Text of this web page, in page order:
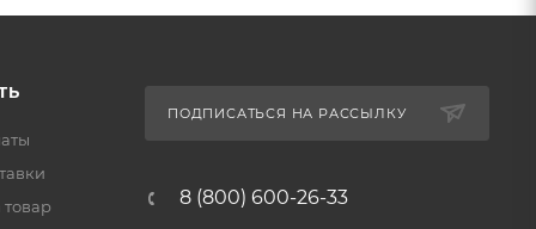
товар
ПОДПИСАТЬСЯ НА РАССЫЛКУ
8 (800) 600-26-33